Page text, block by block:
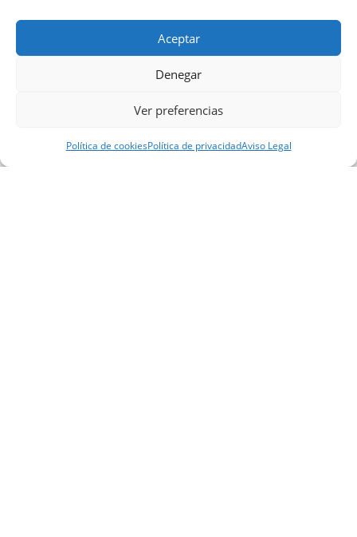
Aceptar
Denegar
Ver preferencias
Política de cookiesPolítica de privacidadAviso Legal